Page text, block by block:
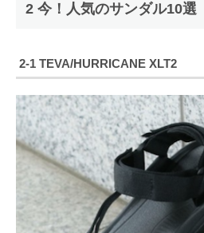
2 今！人気のサンダル10選
2-1 TEVA/HURRICANE XLT2